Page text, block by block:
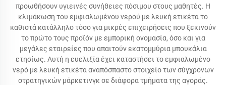
προωθήσουν υγιεινές συνήθειες πόσιμου στους μαθητές. Η
κλιμάκωση του εμφιαλωμένου νερού με λευκή ετικέτα το
καθιστά κατάλληλο τόσο για μικρές επιχειρήσεις που ξεκινούν
το πρώτο τους προϊόν με εμπορική ονομασία, όσο και για
μεγάλες εταιρείες που απαιτούν εκατομμύρια μπουκάλια
ετησίως. Αυτή η ευελιξία έχει καταστήσει το εμφιαλωμένο
νερό με λευκή ετικέτα αναπόσπαστο στοιχείο των σύγχρονων
στρατηγικών μάρκετινγκ σε διάφορα τμήματα της αγοράς.